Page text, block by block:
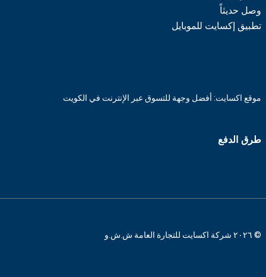
وصل حديثاً
تطبيق إكسايت للموبايل
موقع اكسايت: أفضل وجهة للتسوق عبر الإنترنت في الكويت
طرق الدفع
© ٢٠٢٦ شركة اكسايت للتجارة العامة ش.ش.و